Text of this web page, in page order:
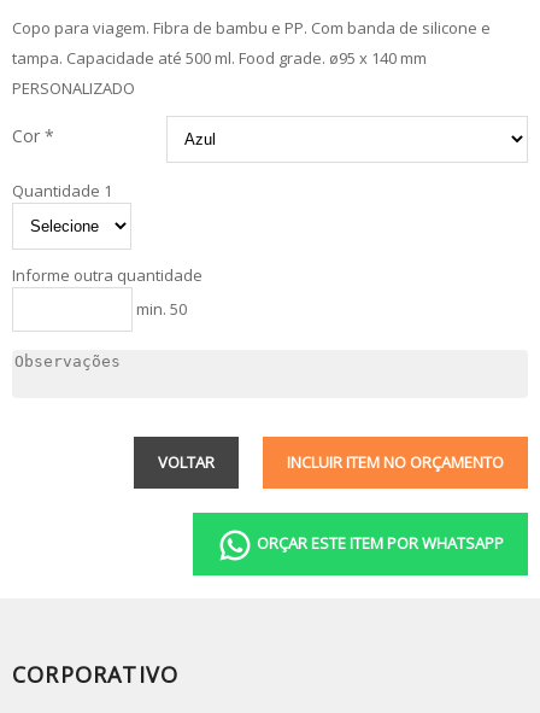
Copo para viagem. Fibra de bambu e PP. Com banda de silicone e
tampa. Capacidade até 500 ml. Food grade. ø95 x 140 mm
PERSONALIZADO
Cor *
Quantidade 1
Informe outra quantidade
min. 50
INCLUIR ITEM NO ORÇAMENTO
VOLTAR
ORÇAR ESTE ITEM POR WHATSAPP
CORPORATIVO